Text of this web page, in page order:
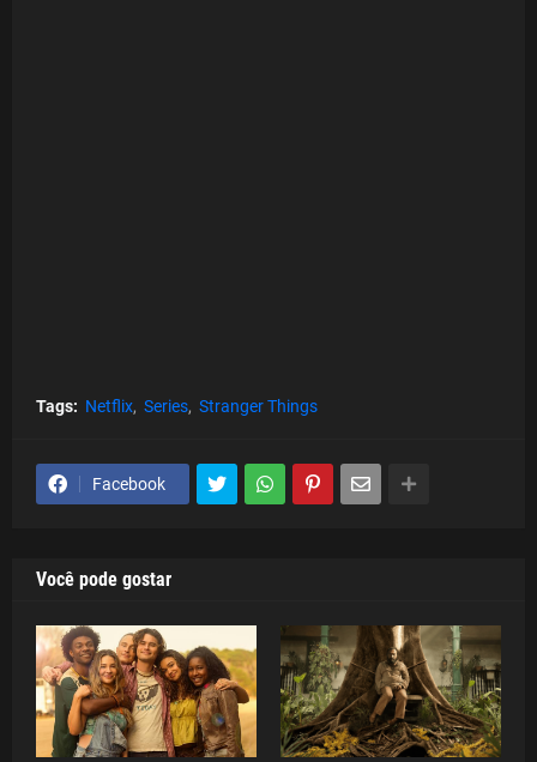
Tags: Netflix Series Stranger Things
Facebook
Você pode gostar